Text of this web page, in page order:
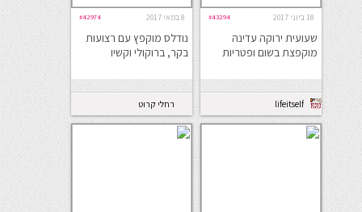
18 ביוני 2017 #43294
שעועית ירוקה עדינה
מוקפצת בשום ופטריות
lifeitself
8 במאי 2017 #42974
נודלס מוקפץ עם רצועות
בקר, ברוקולי וקשיו
רחלי קרוט